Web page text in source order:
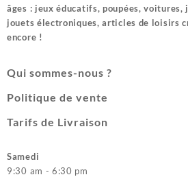
âges : jeux éducatifs, poupées, voitures,
jouets électroniques, articles de loisirs
encore !
Qui sommes-nous ?
Politique de vente
Tarifs de Livraison
Samedi
9:30 am - 6:30 pm